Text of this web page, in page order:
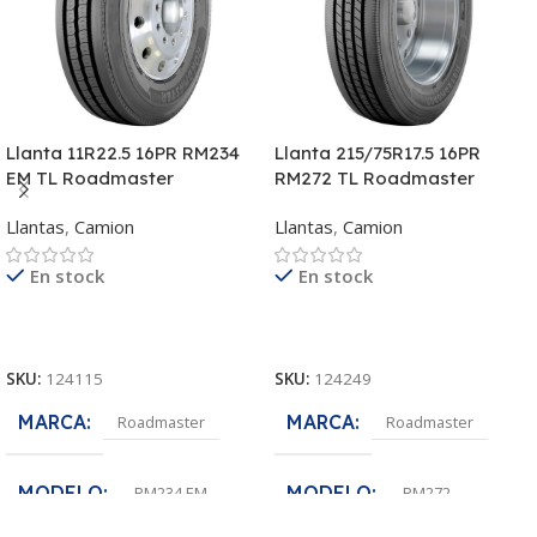
Llanta 11R22.5 16PR RM234
EM TL Roadmaster
Llantas, Camion
En stock
SKU: 124115
MARCA Roadmaster
MODELO RM234 EM
Llanta 215/75R17.5 16PR
RM272 TL Roadmaster
Llantas, Camion
En stock
SKU: 124249
MARCA Roadmaster
MODELO RM272